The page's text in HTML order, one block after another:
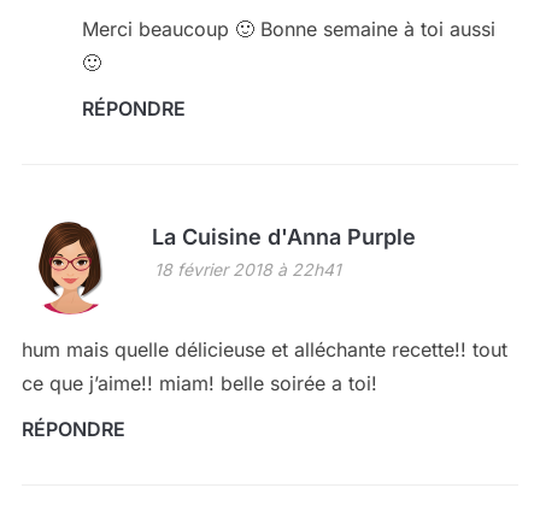
Merci beaucoup 🙂 Bonne semaine à toi aussi
🙂
RÉPONDRE
La Cuisine d'Anna Purple
18 février 2018 à 22h41
hum mais quelle délicieuse et alléchante recette!! tout
ce que j’aime!! miam! belle soirée a toi!
RÉPONDRE